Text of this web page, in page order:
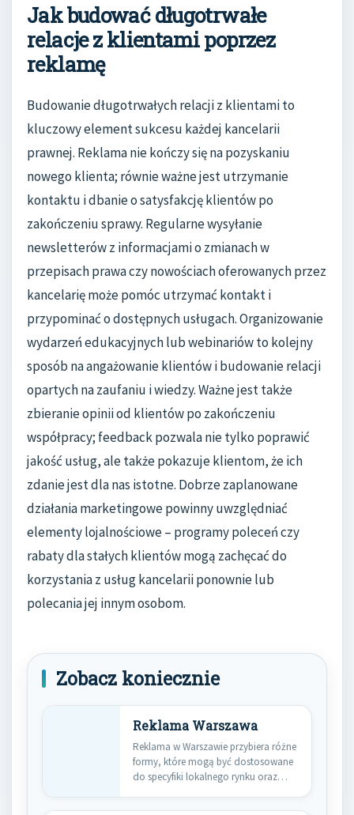
Jak budować długotrwałe
relacje z klientami poprzez
reklamę
Budowanie długotrwałych relacji z klientami to
kluczowy element sukcesu każdej kancelarii
prawnej. Reklama nie kończy się na pozyskaniu
nowego klienta; równie ważne jest utrzymanie
kontaktu i dbanie o satysfakcję klientów po
zakończeniu sprawy. Regularne wysyłanie
newsletterów z informacjami o zmianach w
przepisach prawa czy nowościach oferowanych przez
kancelarię może pomóc utrzymać kontakt i
przypominać o dostępnych usługach. Organizowanie
wydarzeń edukacyjnych lub webinariów to kolejny
sposób na angażowanie klientów i budowanie relacji
opartych na zaufaniu i wiedzy. Ważne jest także
zbieranie opinii od klientów po zakończeniu
współpracy; feedback pozwala nie tylko poprawić
jakość usług, ale także pokazuje klientom, że ich
zdanie jest dla nas istotne. Dobrze zaplanowane
działania marketingowe powinny uwzględniać
elementy lojalnościowe – programy poleceń czy
rabaty dla stałych klientów mogą zachęcać do
korzystania z usług kancelarii ponownie lub
polecania jej innym osobom.
Zobacz koniecznie
Reklama Warszawa
Reklama w Warszawie przybiera różne
formy, które mogą być dostosowane
do specyfiki lokalnego rynku oraz…